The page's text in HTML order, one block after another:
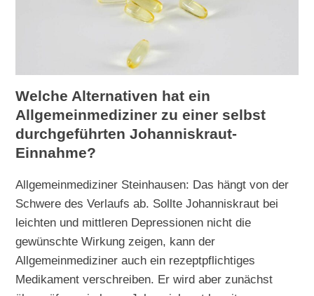
Welche Alternativen hat ein
Allgemeinmediziner zu einer selbst
durchgeführten Johanniskraut-
Einnahme?
Allgemeinmediziner Steinhausen: Das hängt von der
Schwere des Verlaufs ab. Sollte Johanniskraut bei
leichten und mittleren Depressionen nicht die
gewünschte Wirkung zeigen, kann der
Allgemeinmediziner auch ein rezeptpflichtiges
Medikament verschreiben. Er wird aber zunächst